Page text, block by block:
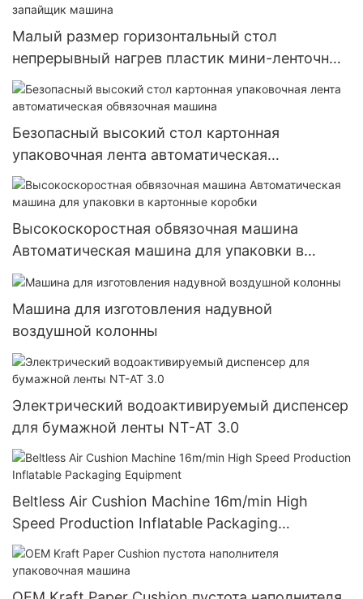
Малый размер горизонтальный стол
непрерывный нагрев пластик мини-ленточный
запайщик мешков запайщик машина
Безопасный высокий стол картонная
упаковочная лента автоматическая
обвязочная машина
Высокоскоростная обвязочная машина
Автоматическая машина для упаковки в
картонные коробки
Машина для изготовления надувной
воздушной колонны
Электрический водоактивируемый диспенсер
для бумажной ленты NT-AT 3.0
Beltless Air Cushion Machine 16m/min High
Speed Production Inflatable Packaging
Equipment